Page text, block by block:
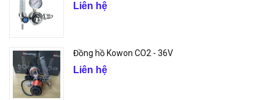
Liên hệ
Đồng hồ Kowon CO2 - 36V
Liên hệ